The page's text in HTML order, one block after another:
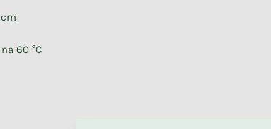
60 °C
DO OBCHODU